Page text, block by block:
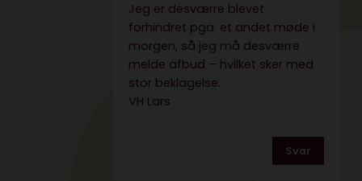
Jeg er desværre blevet
forhindret pga. et andet møde i
morgen, så jeg må desværre
melde afbud – hvilket sker med
stor beklagelse.
VH Lars
Svar